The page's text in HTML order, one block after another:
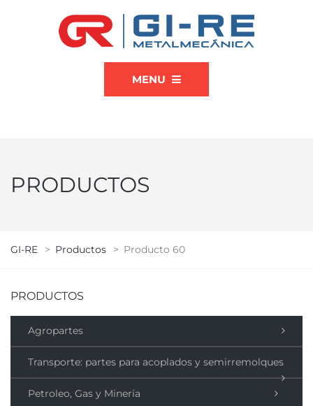
MENU
PRODUCTOS
GI-RE > Productos > Producto 60
PRODUCTOS
Agropartes
Transporte: partes para acoplados y semirremolques
Petroleo, Gas y Minería